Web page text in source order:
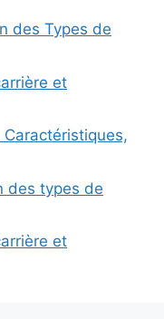
des Types de
et
des types de
et